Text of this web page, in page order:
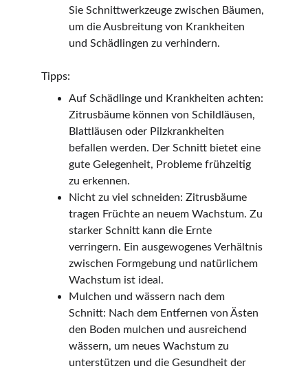
Sie Schnittwerkzeuge zwischen Bäumen,
um die Ausbreitung von Krankheiten
und Schädlingen zu verhindern.
Tipps:
Auf Schädlinge und Krankheiten achten:
Zitrusbäume können von Schildläusen,
Blattläusen oder Pilzkrankheiten
befallen werden. Der Schnitt bietet eine
gute Gelegenheit, Probleme frühzeitig
zu erkennen.
Nicht zu viel schneiden: Zitrusbäume
tragen Früchte an neuem Wachstum. Zu
starker Schnitt kann die Ernte
verringern. Ein ausgewogenes Verhältnis
zwischen Formgebung und natürlichem
Wachstum ist ideal.
Mulchen und wässern nach dem
Schnitt: Nach dem Entfernen von Ästen
den Boden mulchen und ausreichend
wässern, um neues Wachstum zu
unterstützen und die Gesundheit der